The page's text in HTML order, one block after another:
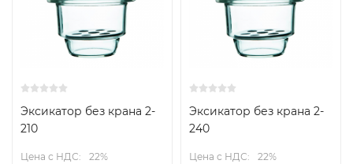
Эксикатор без крана 2-
210
Цена с НДС: 22%
Эксикатор без крана 2-
240
Цена с НДС: 22%